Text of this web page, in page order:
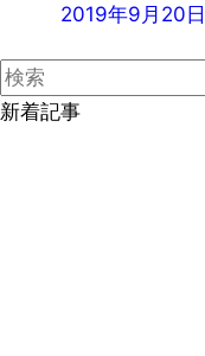
2019年9月20日
新着記事